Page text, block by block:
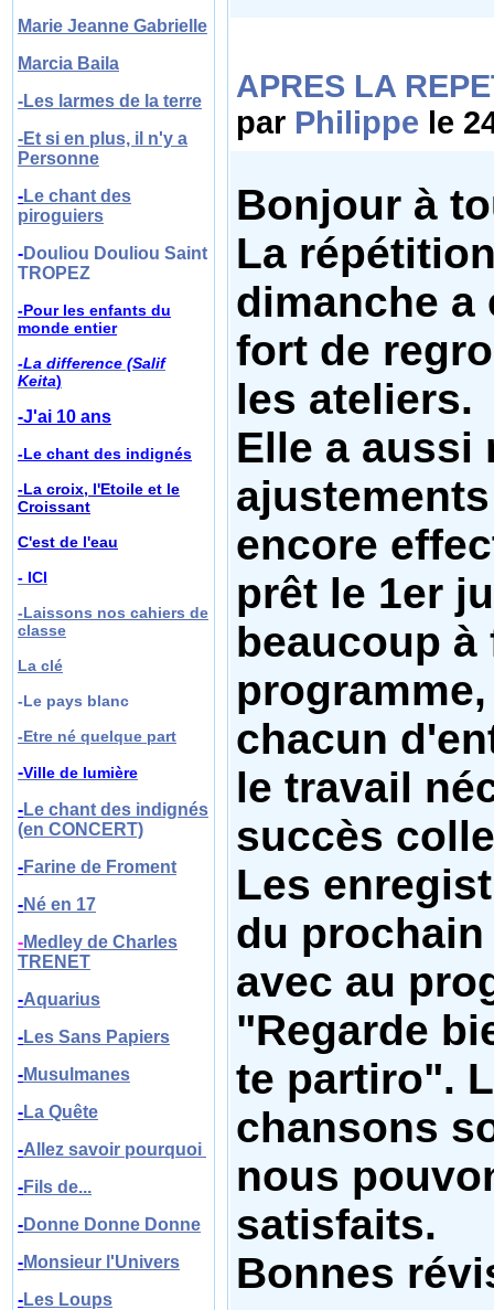
Marie Jeanne Gabrielle
Marcia Baila
-Les larmes de la terre
-Et si en plus, il n'y a
Personne
-Le chant des
piroguiers
-Douliou Douliou Saint
TROPEZ
-Pour les enfants du
monde entier
-La difference (Salif
Keita)
-J'ai 10 ans
-Le chant des indignés
-La croix, l'Etoile et le
Croissant
C'est de l'eau
- ICI
-Laissons nos cahiers de
classe
La clé
-Le pays blanc
-Etre né quelque part
-Ville de lumière
-Le chant des indignés
(en CONCERT)
-Farine de Froment
-Né en 17
-Medley de Charles
TRENET
-Aquarius
-Les Sans Papiers
-Musulmanes
-La Quête
-Allez savoir pourquoi
-Fils de...
-Donne Donne Donne
-Monsieur l'Univers
-Les Loups
APRES LA
par Philippe le
Bonjour à
La
dimanche a
fort de
les ateliers.
Elle a aussi
encore
prêt le 1er
beaucoup
chacun
le travail
succès
Les
du
avec au
"Regarde
te partiro".
chansons
nous
satisfaits.
Bonnes